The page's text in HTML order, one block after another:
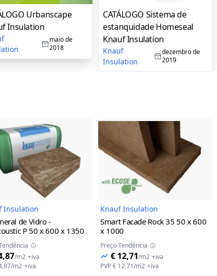
Urbanscape
Insulation
maio de
2018
CATÁLOGO Sistema de
estanquidade Homeseal
Knauf Insulation
Knauf
Insulation
dezembro de
2019
Imagem do Produto
Insulation
de Vidro -
P 50 x 600 x 1350
/m2 +iva
/m2 +iva
Imagem do
Knauf Insulation
Smart Facade Rock 35 50 x 600
x 1000
Preço Tendência
€ 12,71/m2 +iva
PVP€ 12,71/m2 +iva